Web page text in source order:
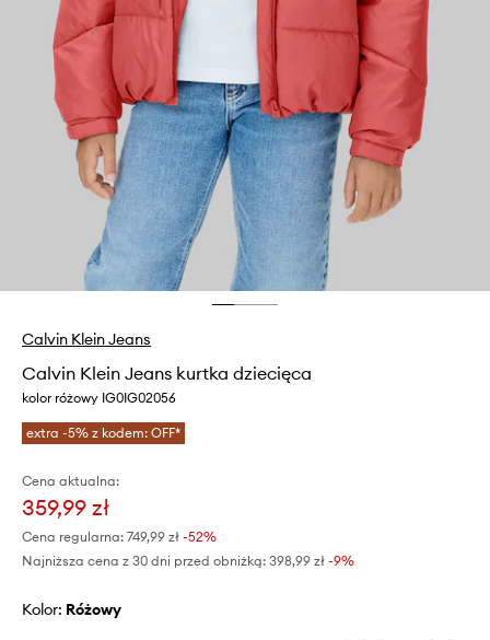
Calvin Klein Jeans
Calvin Klein Jeans kurtka dziecięca
kolor różowy IG0IG02056
extra -5% z kodem: OFF*
Cena aktualna:
359,99 zł
Cena regularna: 749,99 zł -52%
Najniższa cena z 30 dni przed obniżką: 398,99 zł -9%
Kolor: różowy